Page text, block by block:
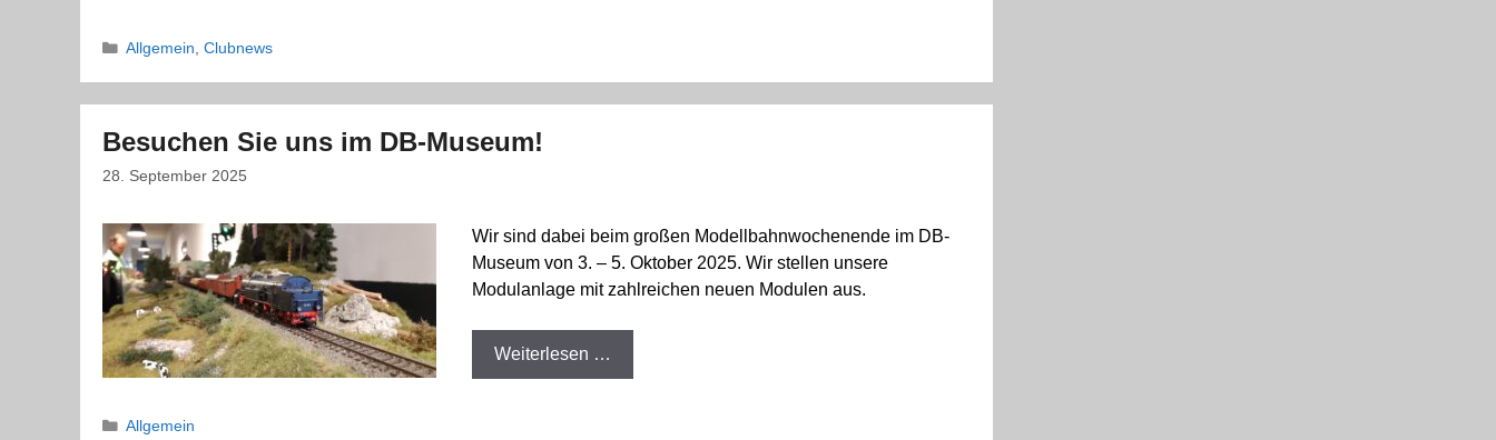
Kategorien
Allgemein ,Clubnews
Besuchen Sie uns im DB-Museum!
28. September 2025
Wir sind dabei beim großen Modellbahnwochenende im DB-
Museum von 3. – 5. Oktober 2025. Wir stellen unsere
Modulanlage mit zahlreichen neuen Modulen aus.
Weiterlesen …
Kategorien
Allgemein